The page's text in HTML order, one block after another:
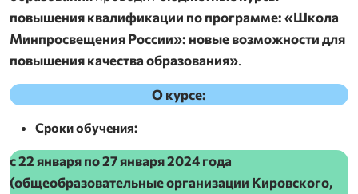
повышения квалификации по программе:«Школа
Минпросвещения России»: новые возможности для
повышения качества образования».
О курсе:
Сроки обучения:
с 22 января по 27 января 2024 года
(общеобразовательные организации Кировского,